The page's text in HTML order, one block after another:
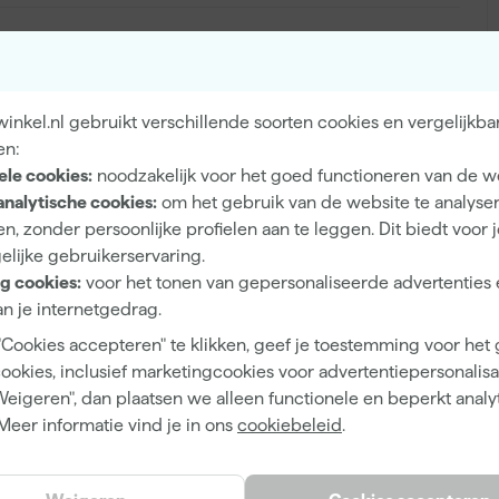
gebruikt verschillende soorten cookies en
cookies: noodzakelijk voor het goed functioneren van de
cookies: om het gebruik van de website te
zonder persoonlijke profielen aan te leggen. Dit biedt voor
gebruikerservaring.
cookies: voor het tonen van gepersonaliseerde advertenties
je internetgedrag.
accepteren" te klikken, geef je toestemming voor het
inclusief marketingcookies voor
dan plaatsen we alleen functionele en beperkt
informatie vind je in ons cookiebeleid.
4 h
12 m²/l
2 h